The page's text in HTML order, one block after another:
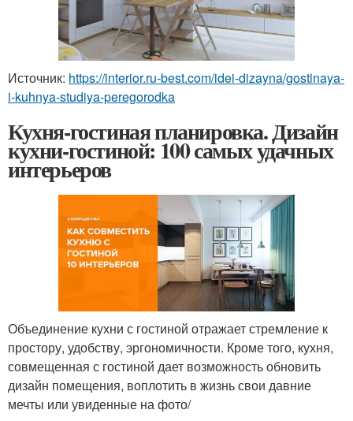
Источник: https://interior.ru-best.com/idei-dizayna/gostinaya-
i-kuhnya-studiya-peregorodka
Кухня-гостиная планировка. Дизайн
кухни-гостиной: 100 самых удачных
интерьеров
Объединение кухни с гостиной отражает стремление к
простору, удобству, эргономичности. Кроме того, кухня,
совмещенная с гостиной дает возможность обновить
дизайн помещения, воплотить в жизнь свои давние
мечты или увиденные на фото/